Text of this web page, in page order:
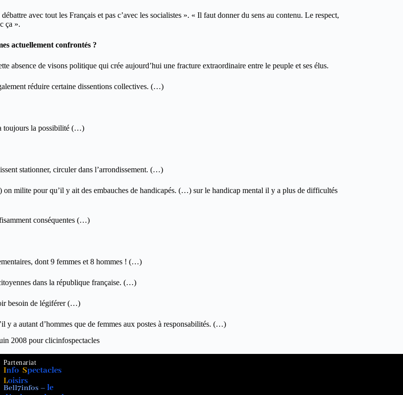
avec tout les Français et pas c’avec les socialistes ». « Il faut donner du sens au contenu. Le respect,
ça ».
actuellement confrontés ?
absence de visons politique qui crée aujourd’hui une fracture extraordinaire entre le peuple et ses élus.
réduire certaine dissentions collectives. (…)
toujours la possibilité (…)
stationner, circuler dans l’arrondissement. (…)
milite pour qu’il y ait des embauches de handicapés. (…) sur le handicap mental il y a plus de difficultés
conséquentes (…)
dont 9 femmes et 8 hommes ! (…)
dans la république française. (…)
besoin de légiférer (…)
a autant d’hommes que de femmes aux postes à responsabilités. (…)
2008 pour clicinfospectacles
Partenariat
InfoSpectacles
Loisirs
Bell7infos – le